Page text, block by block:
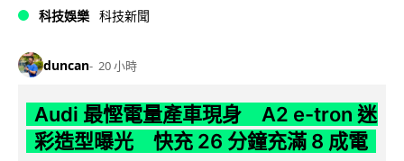
科技娛樂 科技新聞
duncan 20 小時
Audi 最慳電量產車現身 A2 e-tron 迷
彩造型曝光 快充 26 分鐘充滿 8 成電